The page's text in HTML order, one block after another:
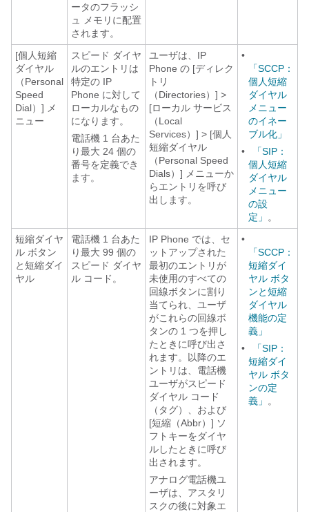
ータのフラッシ
ュ メモリに配置
されます。
[個人短縮
ダイヤル
（Personal
Speed
Dial）] メ
ニュー
スピード ダイヤ
ルのエントリは
特定の IP
Phone に対して
ローカルなもの
になります。
電話機 1 台あた
り最大 24 個の
番号を定義でき
ます。
ユーザは、IP
Phone の [ディレク
トリ
（Directories）] >
[ローカル サービス
（Local
Services）] > [個人
短縮ダイヤル
（Personal Speed
Dials）] メニューか
らエントリを呼び
出します。
•
「SCCP：
個人短縮
ダイヤル
メニュー
のイネー
ブル化」
•
「SIP：
個人短縮
ダイヤル
メニュー
の設
定」
。
短縮ダイヤ
ル ボタン
と短縮ダイ
ヤル
電話機 1 台あた
り最大 99 個の
スピード ダイヤ
ル コード。
IP Phone では、セ
ットアップされた
最初のエントリが
未使用のすべての
回線ボタンに割り
当てられ、ユーザ
がこれらの回線ボ
タンの 1 つを押し
たときに呼び出さ
れます。以降のエ
ントリは、電話機
ユーザがスピード
ダイヤル コード
（タグ）、および
[短縮（Abbr）] ソ
フトキーをダイヤ
ルしたときに呼び
出されます。
アナログ電話機ユ
ーザは、アスタリ
スクの後に対象エ
•
「SCCP：
短縮ダイ
ヤル ボタ
ンと短縮
ダイヤル
機能の定
義」
•
「SIP：
短縮ダイ
ヤル ボタ
ンの定
義」
。